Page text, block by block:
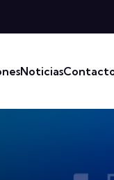
Noticias